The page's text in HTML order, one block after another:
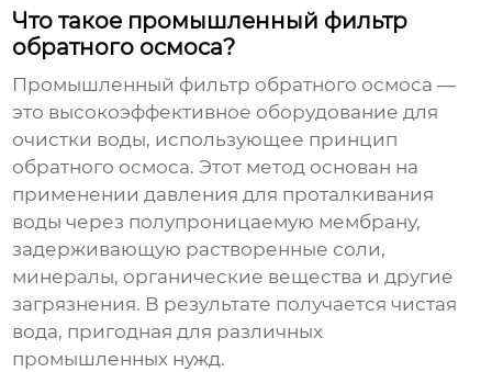
Что такое промышленный фильтр
обратного осмоса?
Промышленный фильтр обратного осмоса —
это высокоэффективное оборудование для
очистки воды, использующее принцип
обратного осмоса. Этот метод основан на
применении давления для проталкивания
воды через полупроницаемую мембрану,
задерживающую растворенные соли,
минералы, органические вещества и другие
загрязнения. В результате получается чистая
вода, пригодная для различных
промышленных нужд.